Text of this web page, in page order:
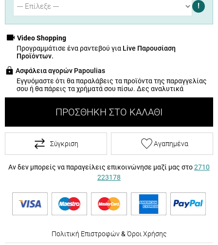
!
Video Shopping
Προγραμμάτισε ένα ραντεβού για Live Παρουσίαση
Προϊόντων.
Ασφάλεια αγορών Papoulias
Εγγυόμαστε ότι θα παραλάβεις τα προϊόντα της παραγγελίας
σου ή θα πάρεις τα χρήματά σου πίσω. Δες αναλυτικά
ΠΡΟΣΘΉΚΗ ΣΤΟ ΚΑΛΆΘΙ
Σύγκριση Αγαπημένα
Αν δεν μπορείς να παραγείλεις επικοινώνησε μαζί μας στο2710
223178
Πολιτική Επιστροφών& Όροι Χρήσης